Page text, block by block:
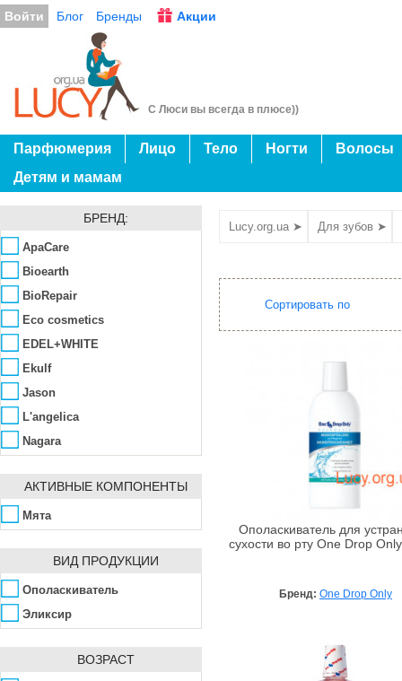
Войти Блог Бренды Акции
С Люси вы всегда в плюсе))
Парфюмерия Лицо Тело Ногти
Волосы
Детям и мамам
БРЕНД:
ApaCare
Bioearth
BioRepair
Eco cosmetics
EDEL+WHITE
Ekulf
Jason
L'angelica
Nagara
Pierrot
Tea Tree Therapy
Weleda
WhiteWash Laboratories
АКТИВНЫЕ КОМПОНЕНТЫ
Мята
ВИД ПРОДУКЦИИ
Ополаскиватель
Эликсир
ВОЗРАСТ
Lucy.org.ua ➤ Для зубов ➤
Сортировать по
Ополаскиватель для
сухости во рту One Drop
Бренд: One Drop Only